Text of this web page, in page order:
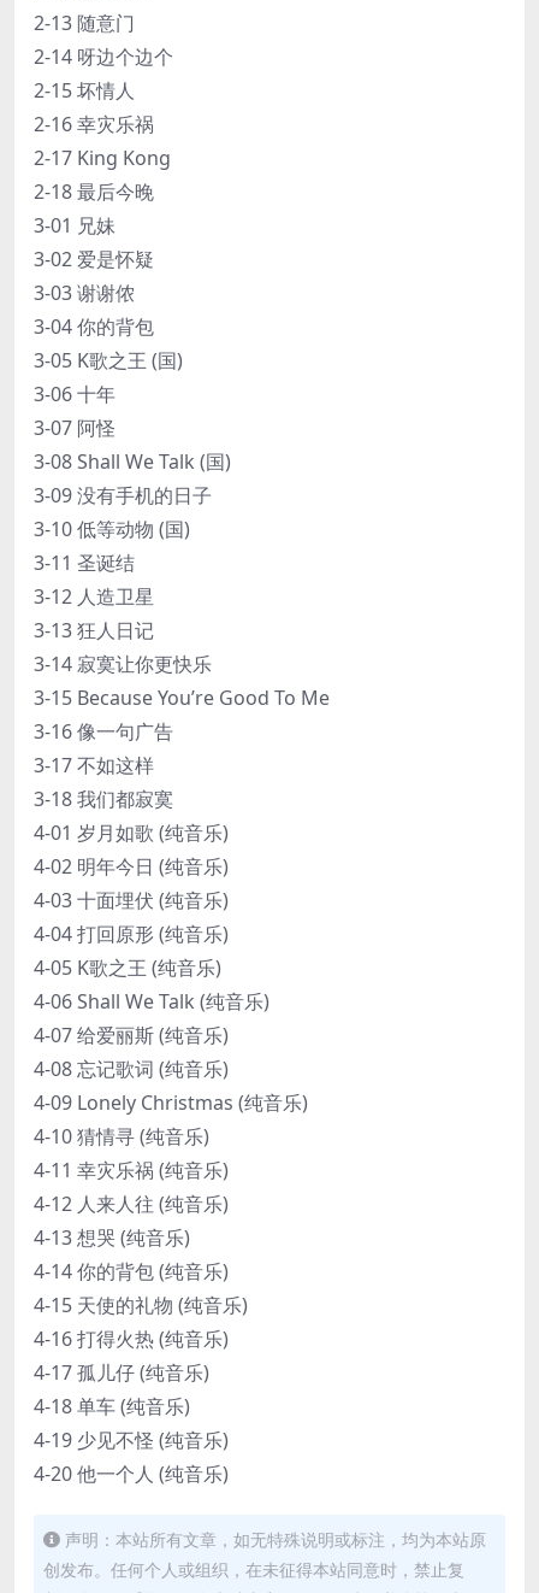
2-13 随意门
2-14 呀边个边个
2-15 坏情人
2-16 幸灾乐祸
2-17 King Kong
2-18 最后今晚
3-01 兄妹
3-02 爱是怀疑
3-03 谢谢侬
3-04 你的背包
3-05 K歌之王 (国)
3-06 十年
3-07 阿怪
3-08 Shall We Talk (国)
3-09 没有手机的日子
3-10 低等动物 (国)
3-11 圣诞结
3-12 人造卫星
3-13 狂人日记
3-14 寂寞让你更快乐
3-15 Because You’re Good To Me
3-16 像一句广告
3-17 不如这样
3-18 我们都寂寞
4-01 岁月如歌 (纯音乐)
4-02 明年今日 (纯音乐)
4-03 十面埋伏 (纯音乐)
4-04 打回原形 (纯音乐)
4-05 K歌之王 (纯音乐)
4-06 Shall We Talk (纯音乐)
4-07 给爱丽斯 (纯音乐)
4-08 忘记歌词 (纯音乐)
4-09 Lonely Christmas (纯音乐)
4-10 猜情寻 (纯音乐)
4-11 幸灾乐祸 (纯音乐)
4-12 人来人往 (纯音乐)
4-13 想哭 (纯音乐)
4-14 你的背包 (纯音乐)
4-15 天使的礼物 (纯音乐)
4-16 打得火热 (纯音乐)
4-17 孤儿仔 (纯音乐)
4-18 单车 (纯音乐)
4-19 少见不怪 (纯音乐)
4-20 他一个人 (纯音乐)
声明：本站所有文章，如无特殊说明或标注，均为本站原
创发布。任何个人或组织，在未征得本站同意时，禁止复